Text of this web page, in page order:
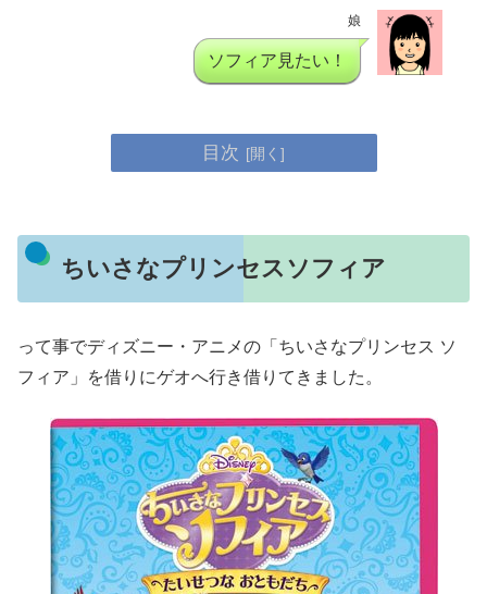
娘
ソフィア見たい！
目次
ちいさなプリンセスソフィア
って事でディズニー・アニメの「ちいさなプリンセス ソ
フィア」を借りにゲオへ行き借りてきました。